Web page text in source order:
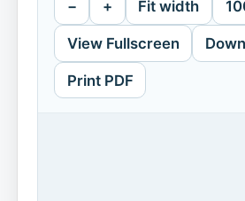
− + Fit width
View Fullscreen
Print PDF